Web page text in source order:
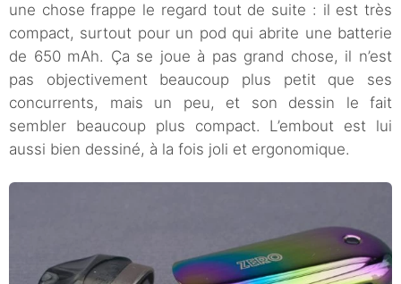
une chose frappe le regard tout de suite : il est très
compact, surtout pour un pod qui abrite une batterie
de 650 mAh. Ça se joue à pas grand chose, il n’est
pas objectivement beaucoup plus petit que ses
concurrents, mais un peu, et son dessin le fait
sembler beaucoup plus compact. L’embout est lui
aussi bien dessiné, à la fois joli et ergonomique.